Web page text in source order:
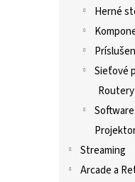
Herné
Sieťové
Routery
Software
Streaming
Arcade a